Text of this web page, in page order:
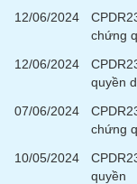
12/06/2024
chứng
12/06/2024
quyền
07/06/2024
chứng
10/05/2024
quyền
chính